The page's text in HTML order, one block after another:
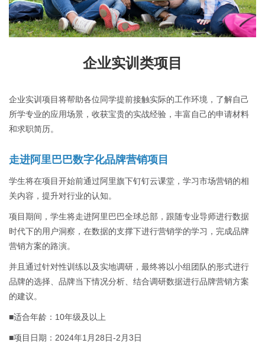
企业实训类项目
企业实训项目将帮助各位同学提前接触实际的工作环境，了解自己
所学专业的应用场景，收获宝贵的实战经验，丰富自己的申请材料
和求职简历。
走进阿里巴巴数字化品牌营销项目
学生将在项目开始前通过阿里旗下钉钉云课堂，学习市场营销的相
关内容，提升对行业的认知。
项目期间，学生将走进阿里巴巴全球总部，跟随专业导师进行数据
时代下的用户洞察，在数据的支撑下进行营销学的学习，完成品牌
营销方案的路演。
并且通过针对性训练以及实地调研，最终将以小组团队的形式进行
品牌的选择、品牌当下情况分析、结合调研数据进行品牌营销方案
的建议。
■适合年龄：10年级及以上
■项目日期：2024年1月28日-2月3日